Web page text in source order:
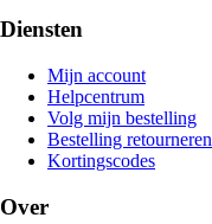
Diensten
Mijn account
Helpcentrum
Volg mijn bestelling
Bestelling retourneren
Kortingscodes
Over